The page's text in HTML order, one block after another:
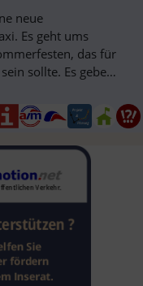
neue
Es geht ums
das für
sollte. Es gebe